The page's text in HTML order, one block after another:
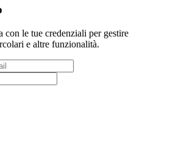
con le tue credenziali per gestire
e altre funzionalità.